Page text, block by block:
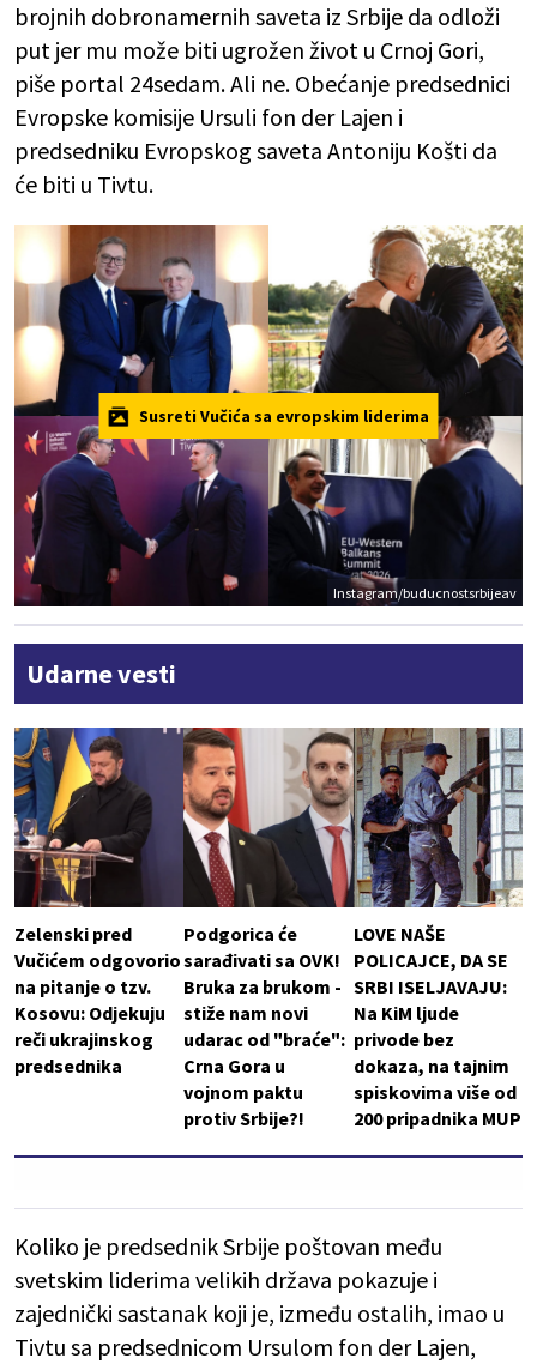
brojnih dobronamernih saveta iz Srbije da odloži
put jer mu može biti ugrožen život u Crnoj Gori,
piše portal 24sedam. Ali ne. Obećanje ​predsednici
Evropske komisije Ursuli fon der Lajen i
predsedniku Evropskog saveta Antoniju Košti da
će biti u Tivtu.
Instagram/buducnostsrbijeav
Susreti Vučića sa evropskim liderima
Udarne vesti
Zelenski pred
Vučićem odgovorio
na pitanje o tzv.
Kosovu: Odjekuju
reči ukrajinskog
predsednika
Podgorica će
sarađivati sa OVK!
Bruka za brukom -
stiže nam novi
udarac od "braće":
Crna Gora u
vojnom paktu
protiv Srbije?!
LOVE NAŠE
POLICAJCE, DA SE
SRBI ISELJAVAJU:
Na KiM ljude
privode bez
dokaza, na tajnim
spiskovima više od
200 pripadnika MUP
Koliko je predsednik Srbije poštovan među
svetskim liderima velikih država pokazuje i
zajednički sastanak koji je, između ostalih, imao u
Tivtu sa predsednicom Ursulom fon der Lajen,